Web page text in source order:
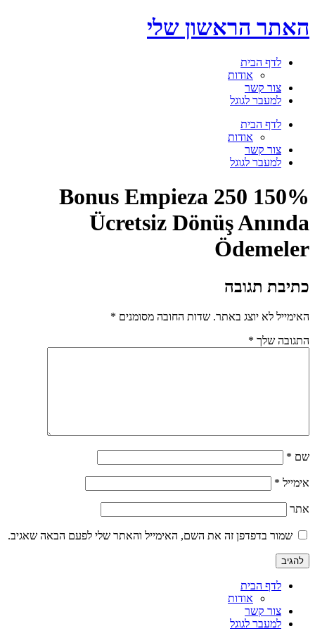
דלג
לתוכן
האתר הראשון שלי
לדף הבית
אודות
צור קשר
למעבר לגוגל
תפריט לדף הבית
אודות
צור קשר
למעבר לגוגל
150% Bonus Empieza 250
Ücretsiz Dönüş Anında
Ödemeler
כתיבת תגובה
האימייל לא יוצג באתר. שדות החובה מסומנים *
התגובה שלך *
שם *
אימייל *
אתר
שמור בדפדפן זה את השם, האימייל והאתר שלי לפעם הבאה שאגיב.
לדף הבית
אודות
צור קשר
למעבר לגוגל